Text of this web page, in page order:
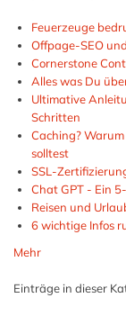
Feuerzeuge
Offpage-SEO
Cornerstone
Alles was Du
Ultimative
Schritten
Caching?
solltest
SSL-
Chat GPT - Ein
Reisen und
6 wichtige Infos
Mehr
Einträge in dieser